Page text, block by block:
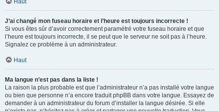
Haut
J’ai changé mon fuseau horaire et l’heure est toujours incorrecte !
Si vous êtes sûr d’avoir correctement paramétré votre fuseau horaire et que
l’heure est toujours incorrecte, il se peut que le serveur ne soit pas à l’heure.
Signalez ce problème à un administrateur.
Haut
Ma langue n’est pas dans la liste !
La raison la plus probable est que l’administrateur n’a pas installé votre langue
ou bien que personne n’a encore traduit phpBB dans votre langue. Essayez de
demander à un administrateur du forum d’installer la langue désirée. Si elle